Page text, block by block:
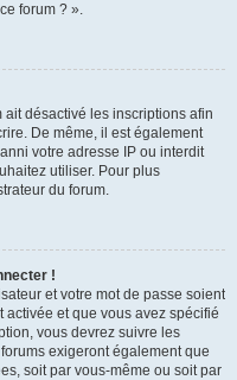
forum ? ».
ait désactivé les inscriptions afin
De même, il est également
votre adresse IP ou interdit
utiliser. Pour plus
du forum.
!
et votre mot de passe soient
activée et que vous avez spécifié
vous devrez suivre les
exigeront également que
soit par vous-même ou soit par